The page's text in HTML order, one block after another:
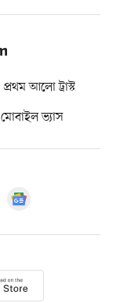
প্রথম আলো ট্রাস্ট
মোবাইল ভ্যাস